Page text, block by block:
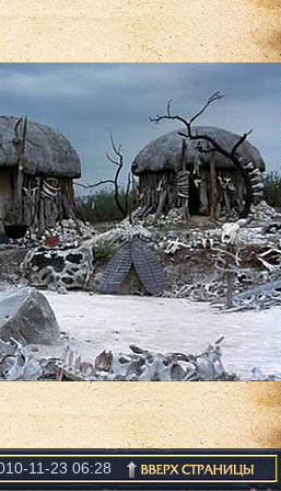
11-23 06:28